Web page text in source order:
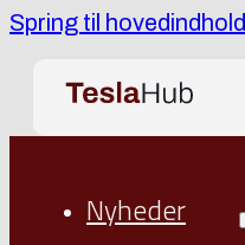
Spring til hovedindhold
Nyheder